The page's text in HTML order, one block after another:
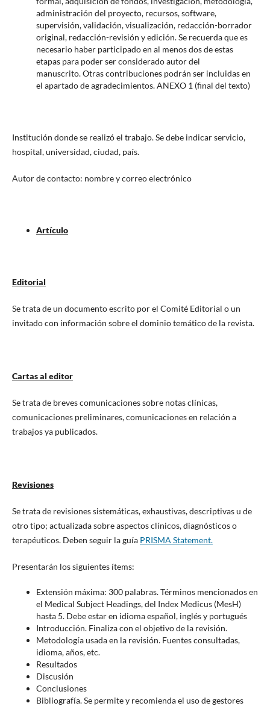
administración del proyecto, recursos, software,
supervisión, validación, visualización, redacción-borrador
original, redacción-revisión y edición. Se recuerda que es
necesario haber participado en al menos dos de estas
etapas para poder ser considerado autor del
manuscrito.Otras contribuciones podrán ser incluidas en
el apartado de agradecimientos. ANEXO 1 (final del texto)
Institución donde se realizó el trabajo. Se debe indicar servicio,
hospital, universidad, ciudad, país.
Autor de contacto: nombre y correo electrónico
Artículo
Editorial
Se trata de un documento escrito por el Comité Editorial o un
invitado con información sobre el dominio temático de la revista.
Cartas al editor
Se trata de breves comunicaciones sobre notas clínicas,
comunicaciones preliminares, comunicaciones en relación a
trabajos ya publicados.
Revisiones
Se trata de revisiones sistemáticas, exhaustivas, descriptivas u de
otro tipo; actualizada sobre aspectos clínicos, diagnósticos o
terapéuticos. Deben seguir la guía PRISMA Statement.
Presentarán los siguientes ítems:
Extensión máxima: 300 palabras. Términos mencionados en
el Medical Subject Headings, del Index Medicus (MesH)
hasta 5. Debe estar en idioma español, inglés y portugués
Introducción. Finaliza con el objetivo de la revisión.
Metodología usada en la revisión. Fuentes consultadas,
idioma, años, etc.
Resultados
Discusión
Conclusiones
Bibliografía. Se permite y recomienda el uso de gestores